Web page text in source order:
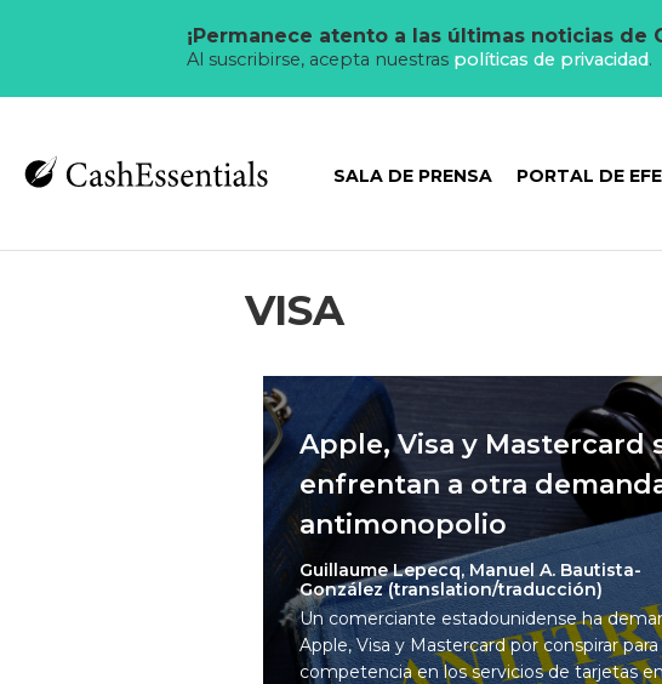
¡Permanece atento a las últimas noticias de
Al suscribirse, acepta nuestras políticas de privacidad.
SALA DE PRENSA PORTAL DE
VISA
Apple, Visa y Mastercard
enfrentan a otra
antimonopolio
Guillaume Lepecq, Manuel A. Bautista-
González (translation/traducción)
Un comerciante estadounidense ha
Apple, Visa y Mastercard por conspirar
competencia en los servicios de tarjetas